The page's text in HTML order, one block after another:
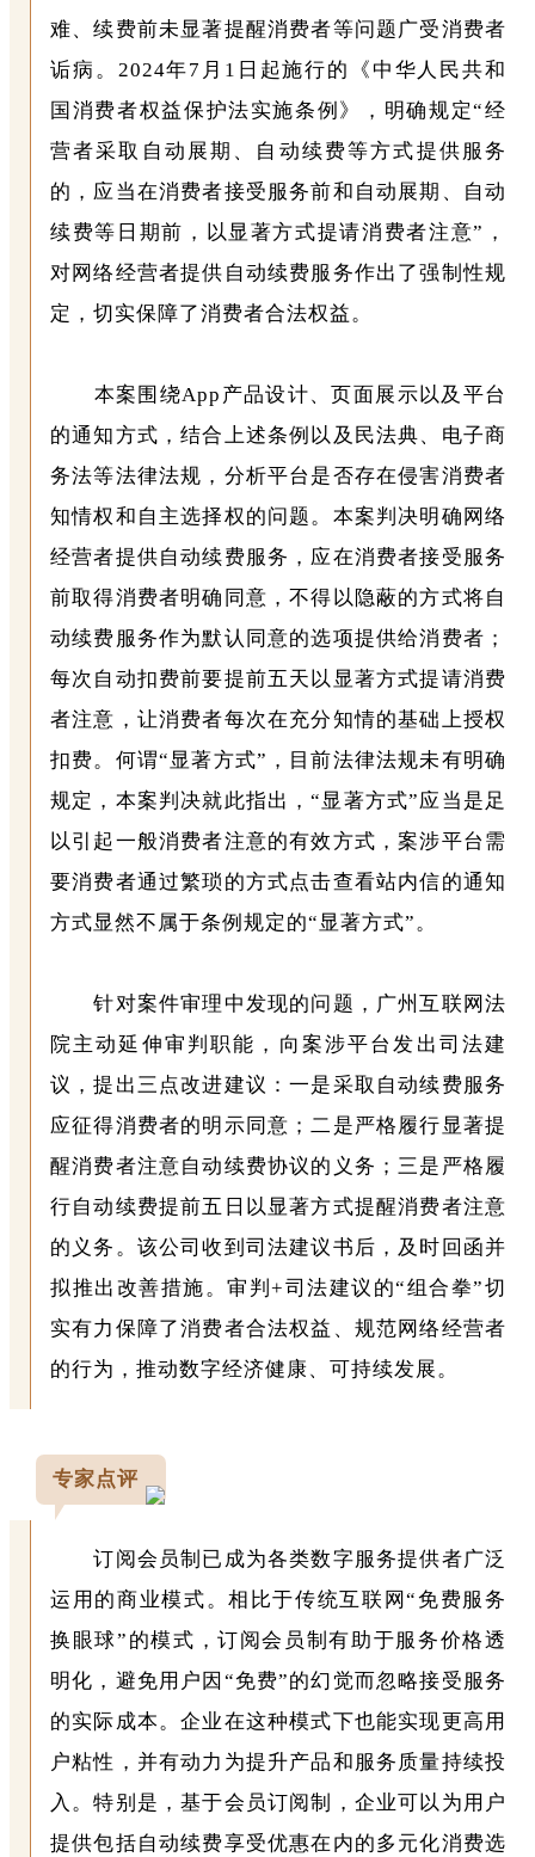
难、续费前未显著提醒消费者等问题广受消费者
诟病。2024年7月1日起施行的《中华人民共和
国消费者权益保护法实施条例》，明确规定“经
营者采取自动展期、自动续费等方式提供服务
的，应当在消费者接受服务前和自动展期、自动
续费等日期前，以显著方式提请消费者注意”，
对网络经营者提供自动续费服务作出了强制性规
定，切实保障了消费者合法权益。
本案围绕App产品设计、页面展示以及平台
的通知方式，结合上述条例以及民法典、电子商
务法等法律法规，分析平台是否存在侵害消费者
知情权和自主选择权的问题。本案判决明确网络
经营者提供自动续费服务，应在消费者接受服务
前取得消费者明确同意，不得以隐蔽的方式将自
动续费服务作为默认同意的选项提供给消费者；
每次自动扣费前要提前五天以显著方式提请消费
者注意，让消费者每次在充分知情的基础上授权
扣费。何谓“显著方式”，目前法律法规未有明确
规定，本案判决就此指出，“显著方式”应当是足
以引起一般消费者注意的有效方式，案涉平台需
要消费者通过繁琐的方式点击查看站内信的通知
方式显然不属于条例规定的“显著方式”。
针对案件审理中发现的问题， 广州互联网法
院主动延伸审判职能，向案涉平台发出司法建
议，提出三点改进建议：一是采取自动续费服务
应征得消费者的明示同意；二是严格履行显著提
醒消费者注意自动续费协议的义务；三是严格履
行自动续费提前五日以显著方式提醒消费者注意
的义务。该公司收到司法建议书后，及时回函并
拟推出改善措施。审判+司法建议的“组合拳”切
实有力保障了消费者合法权益、规范网络经营者
的行为，推动数字经济健康、可持续发展。
专家点评
订阅会员制已成为各类数字服务提供者广泛
运用的商业模式。相比于传统互联网“免费服务
换眼球”的模式，订阅会员制有助于服务价格透
明化，避免用户因“免费”的幻觉而忽略接受服务
的实际成本。企业在这种模式下也能实现更高用
户粘性，并有动力为提升产品和服务质量持续投
入。特别是，基于会员订阅制，企业可以为用户
提供包括自动续费享受优惠在内的多元化消费选